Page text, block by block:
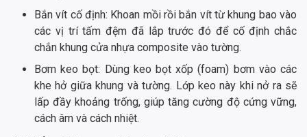
Bắn vít cố định: Khoan mồi rồi bắn vít từ khung bao vào
các vị trí tấm đệm đã lắp trước đó để cố định chắc
chắn khung cửa nhựa composite vào tường.
Bơm keo bọt: Dùng keo bọt xốp (foam) bơm vào các
khe hở giữa khung và tường. Lớp keo này khi nở ra sẽ
lấp đầy khoảng trống, giúp tăng cường độ cứng vững,
cách âm và cách nhiệt.